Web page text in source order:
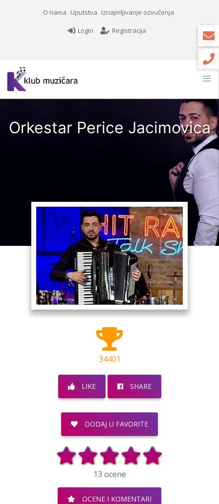
O nama Uputstva Iznajmljivanje ozvučenja
Login Registracija
Orkestar Perice Jacimovica
34401
LIKE SHARE
DODAJ U FAVORITE
13 ocene
OCENE I KOMENTARI